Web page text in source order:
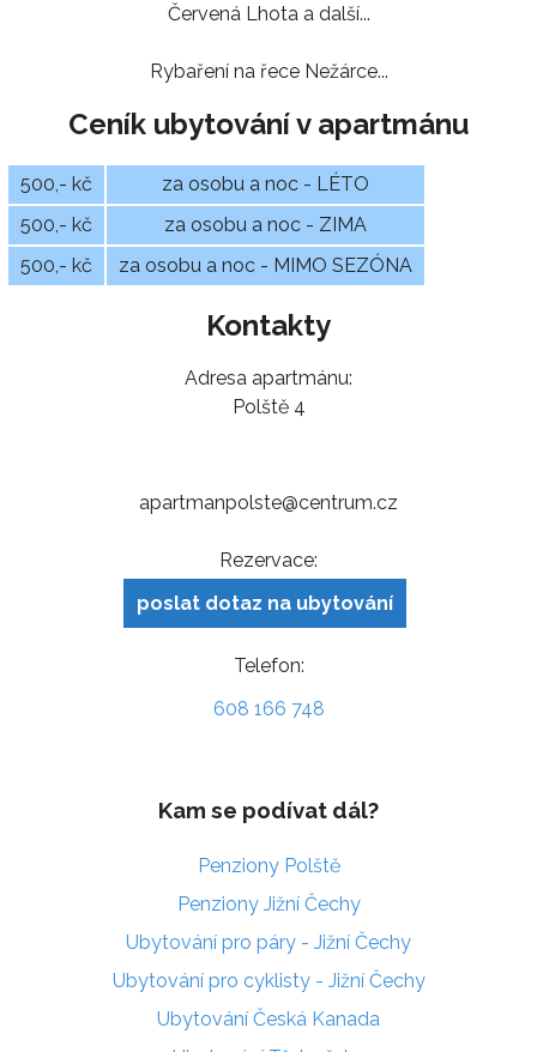
Červená Lhota a další...
Rybaření na řece Nežárce...
Ceník ubytování v apartmánu
500,- kč
za osobu a noc - LÉTO
500,- kč
za osobu a noc - ZIMA
500,- kč
za osobu a noc - MIMO SEZÓNA
Kontakty
Adresa apartmánu:
Polště 4
apartmanpolste@centrum.cz
Rezervace:
poslat dotaz na ubytování
Telefon:
608 166 748
Kam se podívat dál?
Penziony Polště
Penziony Jižní Čechy
Ubytování pro páry - Jižní Čechy
Ubytování pro cyklisty - Jižní Čechy
Ubytování Česká Kanada